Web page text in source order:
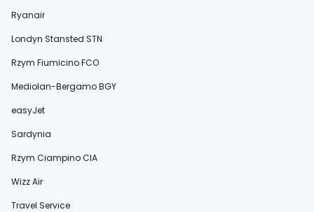
Ryanair
Londyn Stansted STN
Rzym Fiumicino FCO
Mediolan-Bergamo BGY
easyJet
Sardynia
Rzym Ciampino CIA
Wizz Air
Travel Service